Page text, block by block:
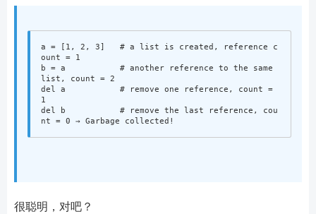
a = [ 1 , 2 , 3]
# a list is created, reference c
b
= a
# another reference to the same
del
a
# remove one reference, count =
del
b
# remove the last reference, cou
很聪明，对吧？